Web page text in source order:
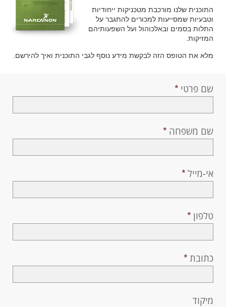
הולנדית
נורווגית
繁體中文 (סינית)
ערבית
אוקראינית
התוכנית שלנו מורכבת מטכניקות ייחודיות
וטבעיות שמסייעות למכורים להתגבר על
התלות בסמים ובאלכוהול ועל השפעותיהם
המזיקות.
מלא את הטופס הזה לבקשת מידע נוסף לגבי התוכנית ואיך להירשם.
שם פרטי
שם משפחה
אי-מייל
טלפון
כתובת
מיקוד